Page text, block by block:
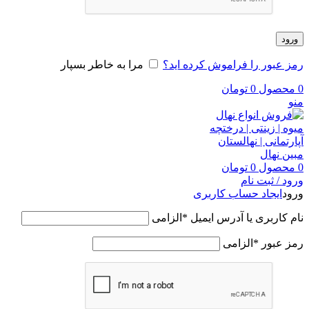
ورود
رمز عبور را فراموش کرده اید؟ مرا به خاطر بسپار
0 محصول 0 تومان
منو
0 محصول 0 تومان
ورود / ثبت نام
ورود ایجاد حساب کاربری
نام کاربری یا آدرس ایمیل * الزامی
رمز عبور * الزامی